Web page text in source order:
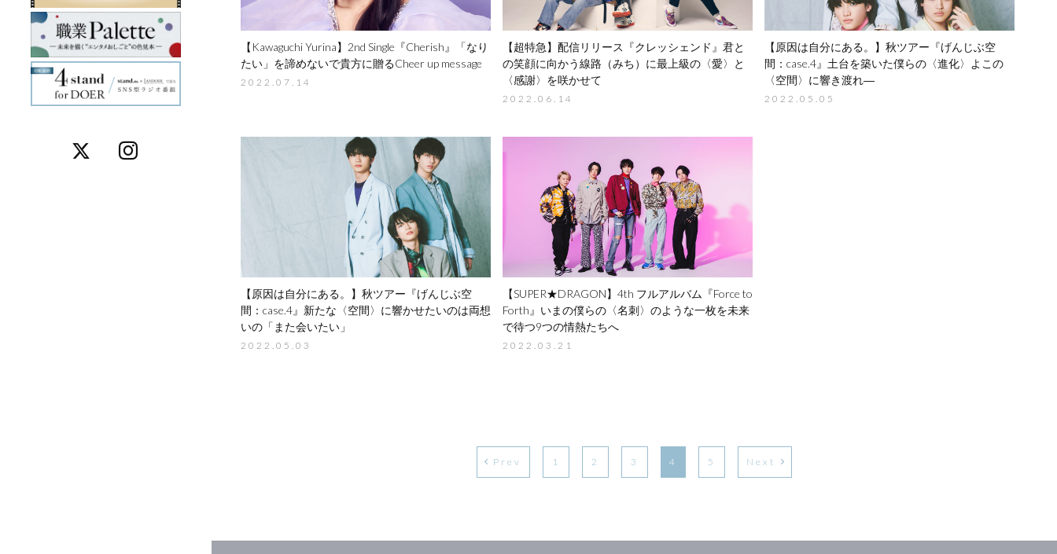
2022.07.14
【Kawaguchi Yurina】 2nd Single『Cherish』
「なり
たい」を諦めないで貴方に贈るCheer up message
2022.06.14
【超特急】配信リリース『クレッシェンド』 君と
の笑顔に向かう線路（みち）に最上級の〈愛〉と
〈感謝〉を咲かせて
2022.05.05
【原因は自分にある。】秋ツアー『げんじぶ空
間：case.4』 土台を築いた僕らの〈進化〉よ この
〈空間〉に響き渡れ―
2022.05.03
【原因は自分にある。】秋ツアー『げんじぶ空
間：case.4』 新たな〈空間〉に響かせたいのは両想
いの「また会いたい」
2022.03.21
【SUPER★DRAGON】4th フルアルバム 『Force to
Forth』 いまの僕らの〈名刺〉のような一枚を未来
で待つ9つの情熱たちへ
Prev 1 2 3 4 5 Next